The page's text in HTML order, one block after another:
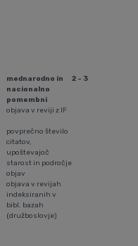
mednarodno in
nacionalno
pomembni
2 - 3
objava v reviji z IF
povprečno število
citatov,
upoštevajoč
starost in področje
objav
objava v revijah
indeksiranih v
bibl. bazah
(družboslovje)